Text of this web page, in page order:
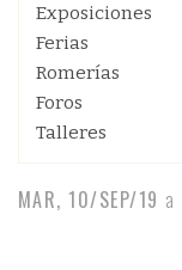
Exposiciones
Ferias
Romerías
Foros
Talleres
MAR, 10/SEP/19 a